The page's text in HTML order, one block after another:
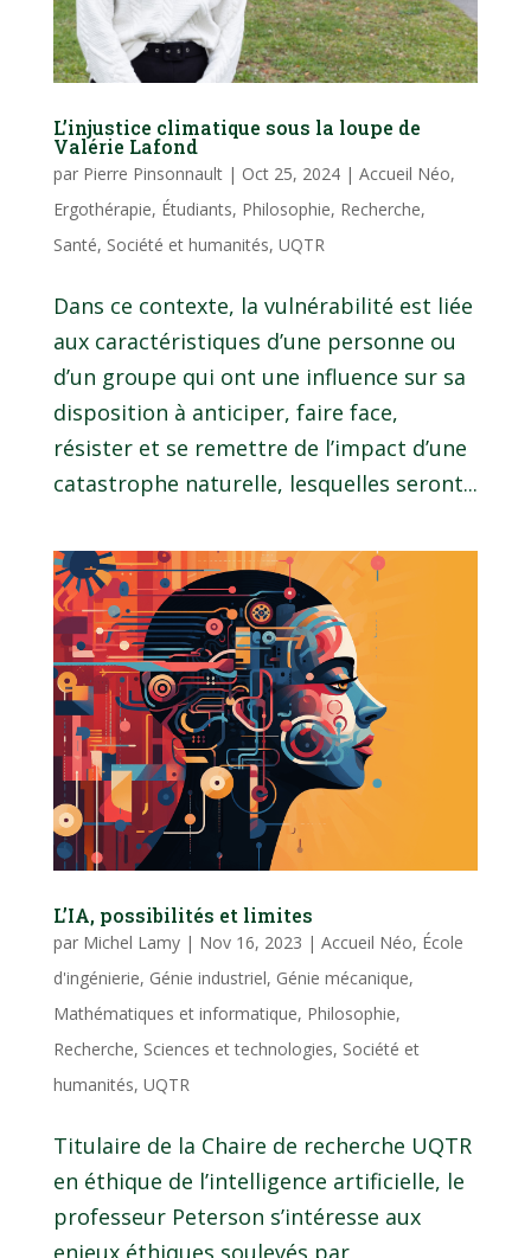
L’injustice climatique sous la loupe de
Valérie Lafond
par Pierre Pinsonnault| Oct 25, 2024| Accueil Néo,
Ergothérapie, Étudiants, Philosophie, Recherche,
Santé, Société et humanités, UQTR
Dans ce contexte, la vulnérabilité est liée
aux caractéristiques d’une personne ou
d’un groupe qui ont une influence sur sa
disposition à anticiper, faire face,
résister et se remettre de l’impact d’une
catastrophe naturelle, lesquelles seront...
L’IA, possibilités et limites
par Michel Lamy| Nov 16, 2023 | Accueil Néo, École
d'ingénierie, Génie industriel, Génie mécanique,
Mathématiques et informatique, Philosophie,
Recherche, Sciences et technologies, Société et
humanités, UQTR
Titulaire de la Chaire de recherche UQTR
en éthique de l’intelligence artificielle, le
professeur Peterson s’intéresse aux
enjeux éthiques soulevés par